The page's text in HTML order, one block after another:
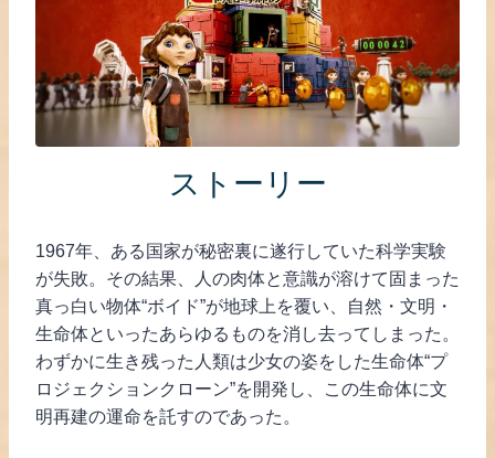
ストーリー
1967年、ある国家が秘密裏に遂行していた科学実験
が失敗。その結果、人の肉体と意識が溶けて固まった
真っ白い物体“ボイド”が地球上を覆い、自然・文明・
生命体といったあらゆるものを消し去ってしまった。
わずかに生き残った人類は少女の姿をした生命体“プ
ロジェクションクローン”を開発し、この生命体に文
明再建の運命を託すのであった。